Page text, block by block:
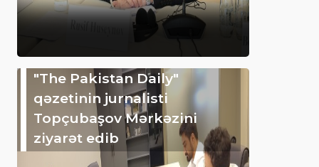
"The Pakistan Daily"
qəzetinin jurnalisti
Topçubaşov Mərkəzini
ziyarət edib